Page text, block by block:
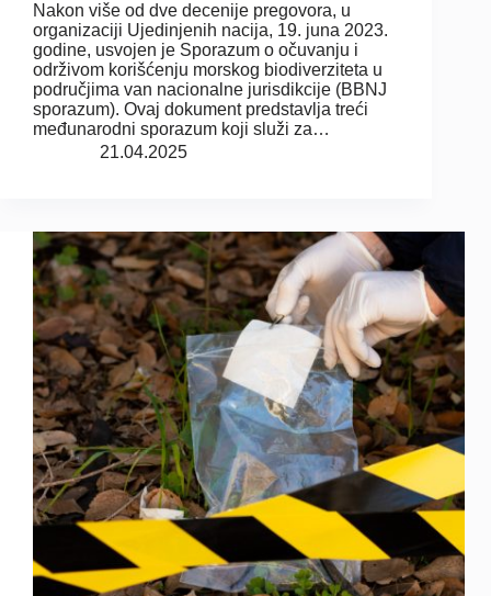
Nakon više od dve decenije pregovora, u
organizaciji Ujedinjenih nacija, 19. juna 2023.
godine, usvojen je Sporazum o očuvanju i
održivom korišćenju morskog biodiverziteta u
područjima van nacionalne jurisdikcije (BBNJ
sporazum). Ovaj dokument predstavlja treći
međunarodni sporazum koji služi za…
21.04.2025